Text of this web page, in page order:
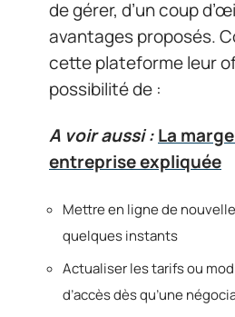
de gérer, d’un coup
avantages proposés.
cette plateforme leur
possibilité de :
A voir aussi :La
entreprise expliquée
Mettre en ligne de
quelques instants
Actualiser les tarifs ou
d’accès dès qu’une